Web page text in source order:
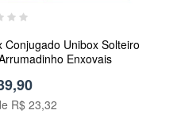
Unibox Solteiro
Enxovais
R$ 23,32